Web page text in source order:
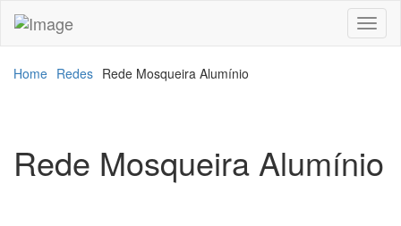
Home Redes Rede Mosqueira Alumínio
Rede Mosqueira Alumínio